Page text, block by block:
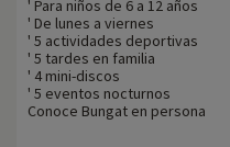
' Para niños de 6 a 12 años
' De lunes a viernes
' 5 actividades deportivas
' 5 tardes en familia
' 4 mini-discos
' 5 eventos nocturnos
Conoce Bungat en persona